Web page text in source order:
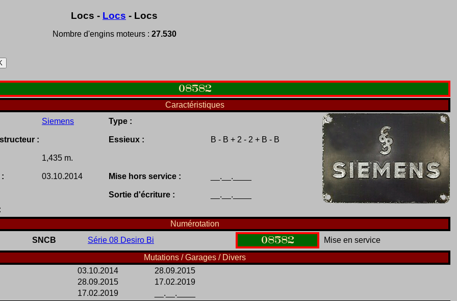
Locs - Locs - Locs
Nombre d'engins moteurs : 27.530
08582
Caractéristiques
Siemens Type :
: Essieux : B - B + 2 - 2 + B - B
1,435 m.
03.10.2014 Mise hors service : __.__.____
Sortie d'écriture :
__.__.____
Numérotation
SNCB Série 08 Desiro Bi 08582
Mise en service
Mutations / Garages / Divers
03.10.2014
28.09.2015
28.09.2015
17.02.2019
17.02.2019
__.__.____